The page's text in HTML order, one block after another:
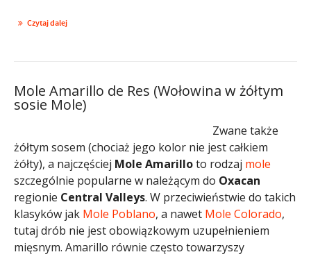
Czytaj dalej
Mole Amarillo de Res (Wołowina w żółtym
sosie Mole)
Zwane także
żółtym sosem (chociaż jego kolor nie jest całkiem
żółty), a najczęściej Mole Amarilloto rodzaj mole
szczególnie popularne w należącym do Oxacan
regionie Central Valleys. W przeciwieństwie do takich
klasyków jak Mole Poblano, a nawet Mole Colorado,
tutaj drób nie jest obowiązkowym uzupełnieniem
mięsnym. Amarillo równie często towarzyszy